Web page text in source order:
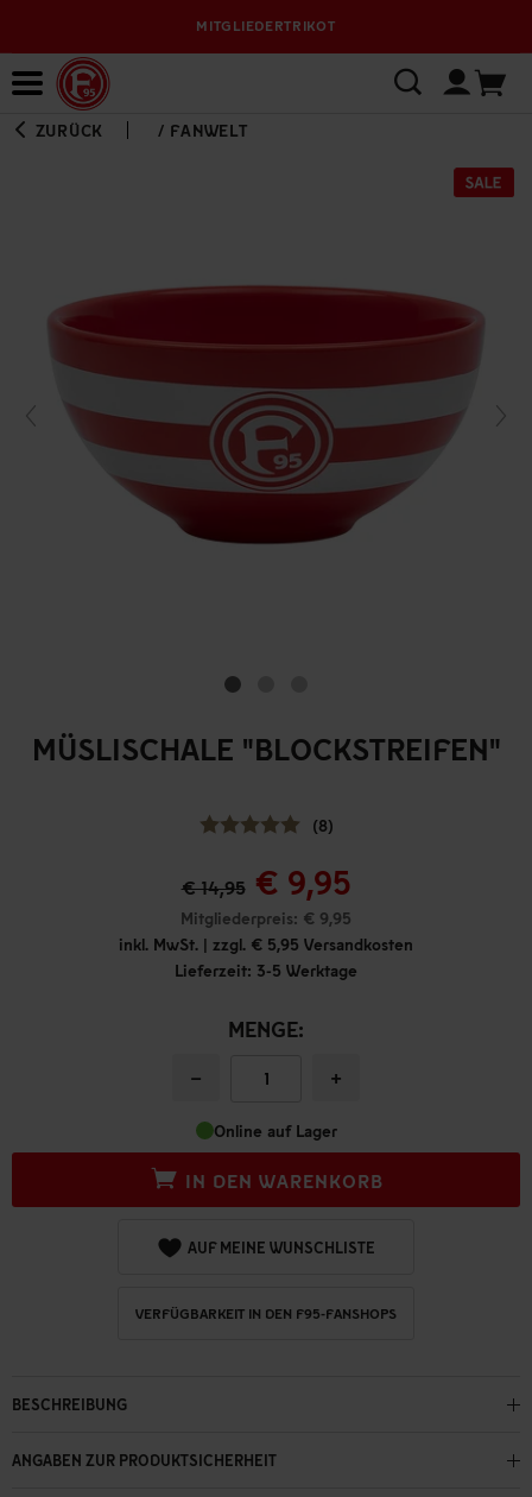
MITGLIEDERTRIKOT
ZURÜCK / FANWELT
MÜSLISCHALE "BLOCKSTREIFEN"
(8)
€ 14,95 € 9,95
Mitgliederpreis: € 9,95
inkl. MwSt. | zzgl. € 5,95 Versandkosten
Lieferzeit: 3-5 Werktage
MENGE:
− +
Online auf Lager
IN DEN WARENKORB
AUF MEINE WUNSCHLISTE
VERFÜGBARKEIT IN DEN F95-FANSHOPS
BESCHREIBUNG
ANGABEN ZUR PRODUKTSICHERHEIT